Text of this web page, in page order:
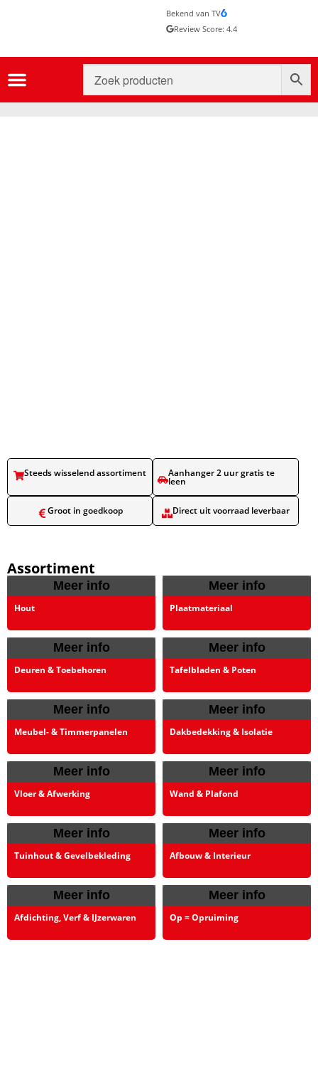
Bekend van TV
Review Score: 4.4
Steeds wisselend assortiment​ Aanhanger 2 uur gratis te
leen​
Groot in goedkoop​ Direct uit voorraad leverbaar​
Assortiment
Meer info
Hout
Meer info
Plaatmateriaal
Meer info
Deuren & Toebehoren
Meer info
Tafelbladen & Poten
Meer info
Meubel- & Timmerpanelen
Meer info
Dakbedekking & Isolatie
Meer info
Vloer & Afwerking
Meer info
Wand & Plafond
Meer info
Tuinhout & Gevelbekleding
Meer info
Afbouw & Interieur
Meer info
Afdichting, Verf & IJzerwaren
Meer info
Op = Opruiming